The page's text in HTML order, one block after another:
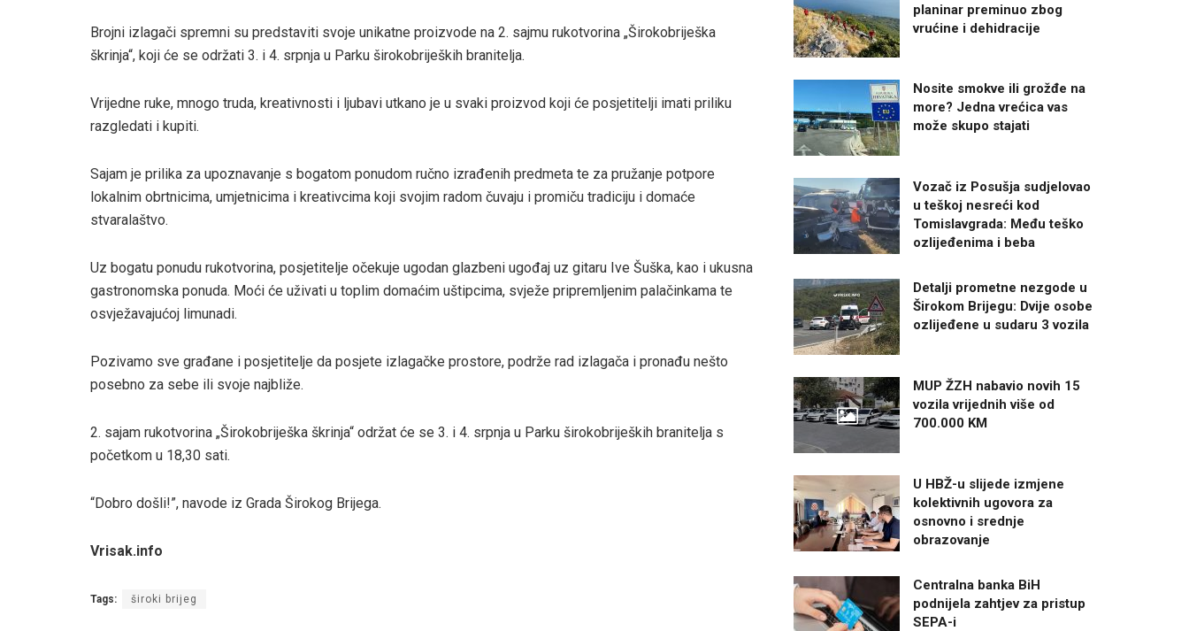
Brojni izlagači spremni su predstaviti svoje unikatne proizvode na 2. sajmu rukotvorina „Širokobriješka
škrinja“, koji će se održati 3. i 4. srpnja u Parku širokobrijeških branitelja.
Vrijedne ruke, mnogo truda, kreativnosti i ljubavi utkano je u svaki proizvod koji će posjetitelji imati priliku
razgledati i kupiti.
Sajam je prilika za upoznavanje s bogatom ponudom ručno izrađenih predmeta te za pružanje potpore
lokalnim obrtnicima, umjetnicima i kreativcima koji svojim radom čuvaju i promiču tradiciju i domaće
stvaralaštvo.
Uz bogatu ponudu rukotvorina, posjetitelje očekuje ugodan glazbeni ugođaj uz gitaru Ive Šuška, kao i ukusna
gastronomska ponuda. Moći će uživati u toplim domaćim uštipcima, svježe pripremljenim palačinkama te
osvježavajućoj limunadi.
Pozivamo sve građane i posjetitelje da posjete izlagačke prostore, podrže rad izlagača i pronađu nešto
posebno za sebe ili svoje najbliže.
2. sajam rukotvorina „Širokobriješka škrinja“ održat će se 3. i 4. srpnja u Parku širokobrijeških branitelja s
početkom u 18,30 sati.
“Dobro došli!”, navode iz Grada Širokog Brijega.
Vrisak.info
Tags: široki brijeg
planinar preminuo zbog
vrućine i dehidracije
Nosite smokve ili grožđe na
more? Jedna vrećica vas
može skupo stajati
Vozač iz Posušja sudjelovao
u teškoj nesreći kod
Tomislavgrada: Među teško
ozlijeđenima i beba
Detalji prometne nezgode u
Širokom Brijegu: Dvije osobe
ozlijeđene u sudaru 3 vozila
MUP ŽZH nabavio novih 15
vozila vrijednih više od
700.000 KM
U HBŽ-u slijede izmjene
kolektivnih ugovora za
osnovno i srednje
obrazovanje
Centralna banka BiH
podnijela zahtjev za pristup
SEPA-i